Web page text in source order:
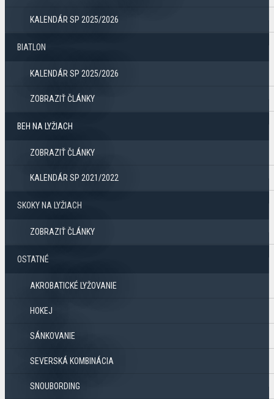
KALENDÁR SP 2025/2026
BIATLON
KALENDÁR SP 2025/2026
ZOBRAZIŤ ČLÁNKY
BEH NA LYŽIACH
ZOBRAZIŤ ČLÁNKY
KALENDÁR SP 2021/2022
SKOKY NA LYŽIACH
ZOBRAZIŤ ČLÁNKY
OSTATNÉ
AKROBATICKÉ LYŽOVANIE
HOKEJ
SÁNKOVANIE
SEVERSKÁ KOMBINÁCIA
SNOUBORDING